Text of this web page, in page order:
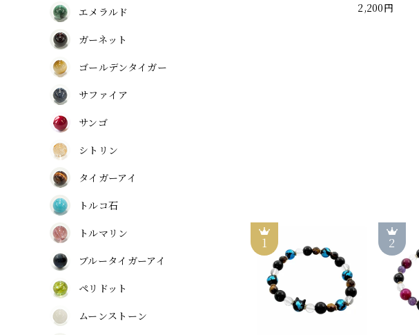
2,200円
エメラルド
ガーネット
ゴールデンタイガー
サファイア
サンゴ
シトリン
タイガーアイ
トルコ石
トルマリン
ブルータイガーアイ
ペリドット
ムーンストーン